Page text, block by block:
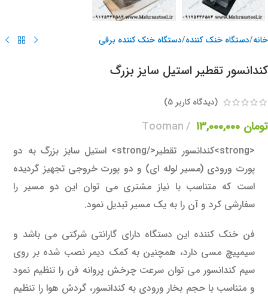
خانه/دستگاه خنک کننده/دستگاه خنک کننده برقی
کندانسور تقطیر استیل سایز بزرگ
(دیدگاه کاربر 5
)
تومان Tooman
<strong>کندانسور تقطیر</strong> استیل سایز بزرگ به دو
پورت ورودی (مسیر لوله ای) و دو پورت خروجی تجهیز گردیده
است که متناسب با نیاز مشتری می توان این دو مسیر را
سفارشی کرد و آن را به یک مسیر تبدیل نمود.
فن خنک کننده این دستگاه دارای گارانتی شرکتی می باشد و
سیمپیچ مسی دارد، همچنین به کمک دیمر نصب شده بر روی
سیم کندانسور می توان سرعت چرخش پروانه فن را تنظیم نمود
و متناسب با حجم بخار ورودی به کندانسور، گردش هوا را تنظیم